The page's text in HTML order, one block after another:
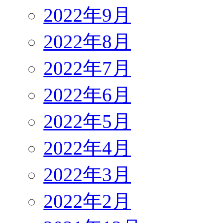
2022年9月
2022年8月
2022年7月
2022年6月
2022年5月
2022年4月
2022年3月
2022年2月